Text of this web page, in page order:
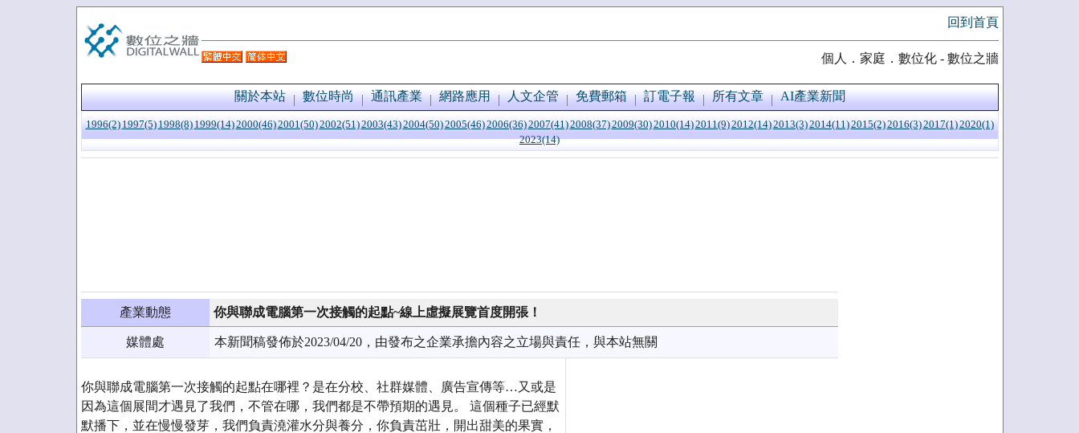
回到首頁
個人．家庭．數位化 - 數位之牆
關於本站 數位時尚 通訊產業 網路應用 人文企管 免費郵箱 訂電子報 所有文章 AI產業新聞
1996(2) 1997(5) 1998(8) 1999(14)2000(46)2001(50)2002(51)2003(43)2004(50)2005(46)2006(36)2007(41)2008(37)2009(30)2010(14)2011(9)2012(14)2013(3)2014(11)2015(2)2016(3)2017(1)2020(1)
2023(14)
產業動態 你與聯成電腦第一次接觸的起點~線上虛擬展覽首度開張！
媒體處 本新聞稿發佈於2023/04/20，由發布之企業承擔內容之立場與責任，與本站無關
你與聯成電腦第一次接觸的起點在哪裡？是在分校、社群媒體、廣告宣傳等…又或是
因為這個展間才遇見了我們，不管在哪，我們都是不帶預期的遇見。 這個種子已經默
默播下，並在慢慢發芽，我們負責澆灌水分與養分，你負責茁壯，開出甜美的果實，